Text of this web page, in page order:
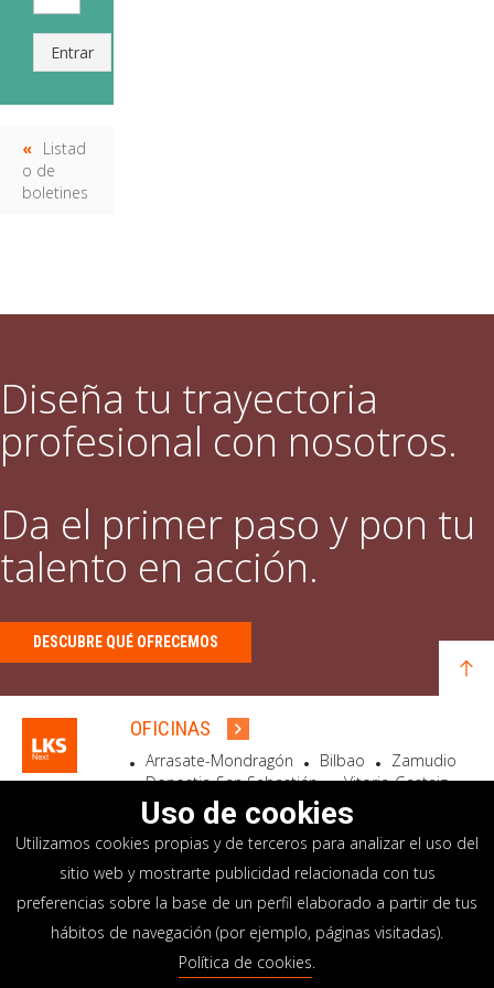
Entrar
Listad
o de
boletines
Diseña tu trayectoria
profesional con nosotros.
Da el primer paso y pon tu
talento en acción.
DESCUBRE QUÉ OFRECEMOS
OFICINAS
Arrasate-Mondragón Bilbao
Zamudio
Donostia-San Sebastián
Vitoria-Gasteiz
Madrid
El Astillero Bidart
SEDE SOCIAL
Goiru, 7 Arrasate-Mondragón
CP 20500 GIPUZKOA – SPAIN
+34 900 84 14 14
info@lksnext.com
Uso de cookies
Utilizamos cookies propias y de terceros para analizar el uso del
sitio web y mostrarte publicidad relacionada con tus
preferencias sobre la base de un perfil elaborado a partir de tus
hábitos de navegación (por ejemplo, páginas visitadas).
Política de cookies.